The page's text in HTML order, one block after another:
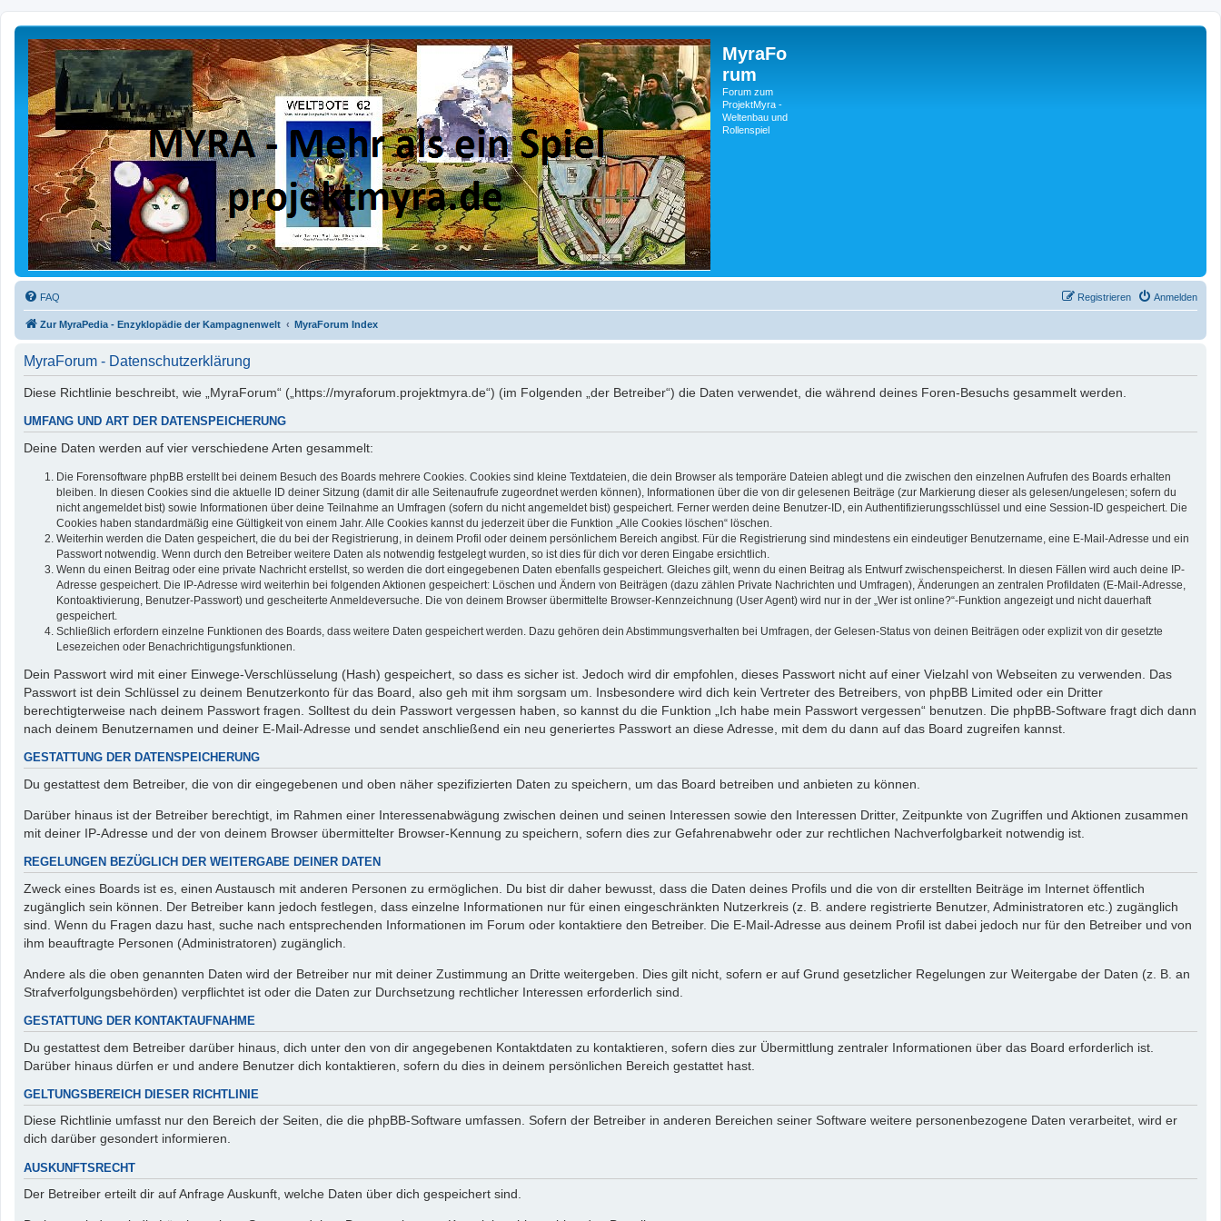
MyraFo
rum
Forum zum
ProjektMyra -
Weltenbau und
Rollenspiel
FAQ Anmelden
Registrieren
Zur MyraPedia - Enzyklopädie der Kampagnenwelt MyraForum Index
MyraForum - Datenschutzerklärung
Diese Richtlinie beschreibt, wie „MyraForum“ („https://myraforum.projektmyra.de“) (im Folgenden „der Betreiber“) die Daten verwendet, die während deines Foren-Besuchs gesammelt werden.
UMFANG UND ART DER DATENSPEICHERUNG
Deine Daten werden auf vier verschiedene Arten gesammelt:
Die Forensoftware phpBB erstellt bei deinem Besuch des Boards mehrere Cookies. Cookies sind kleine Textdateien, die dein Browser als temporäre Dateien ablegt und die zwischen den einzelnen Aufrufen des Boards erhalten
bleiben. In diesen Cookies sind die aktuelle ID deiner Sitzung (damit dir alle Seitenaufrufe zugeordnet werden können), Informationen über die von dir gelesenen Beiträge (zur Markierung dieser als gelesen/ungelesen; sofern du
nicht angemeldet bist) sowie Informationen über deine Teilnahme an Umfragen (sofern du nicht angemeldet bist) gespeichert. Ferner werden deine Benutzer-ID, ein Authentifizierungsschlüssel und eine Session-ID gespeichert. Die
Cookies haben standardmäßig eine Gültigkeit von einem Jahr. Alle Cookies kannst du jederzeit über die Funktion „Alle Cookies löschen“ löschen.
Weiterhin werden die Daten gespeichert, die du bei der Registrierung, in deinem Profil oder deinem persönlichem Bereich angibst. Für die Registrierung sind mindestens ein eindeutiger Benutzername, eine E-Mail-Adresse und ein
Passwort notwendig. Wenn durch den Betreiber weitere Daten als notwendig festgelegt wurden, so ist dies für dich vor deren Eingabe ersichtlich.
Wenn du einen Beitrag oder eine private Nachricht erstellst, so werden die dort eingegebenen Daten ebenfalls gespeichert. Gleiches gilt, wenn du einen Beitrag als Entwurf zwischenspeicherst. In diesen Fällen wird auch deine IP-
Adresse gespeichert. Die IP-Adresse wird weiterhin bei folgenden Aktionen gespeichert: Löschen und Ändern von Beiträgen (dazu zählen Private Nachrichten und Umfragen), Änderungen an zentralen Profildaten (E-Mail-Adresse,
Kontoaktivierung, Benutzer-Passwort) und gescheiterte Anmeldeversuche. Die von deinem Browser übermittelte Browser-Kennzeichnung (User Agent) wird nur in der „Wer ist online?“-Funktion angezeigt und nicht dauerhaft
gespeichert.
Schließlich erfordern einzelne Funktionen des Boards, dass weitere Daten gespeichert werden. Dazu gehören dein Abstimmungsverhalten bei Umfragen, der Gelesen-Status von deinen Beiträgen oder explizit von dir gesetzte
Lesezeichen oder Benachrichtigungsfunktionen.
Dein Passwort wird mit einer Einwege-Verschlüsselung (Hash) gespeichert, so dass es sicher ist. Jedoch wird dir empfohlen, dieses Passwort nicht auf einer Vielzahl von Webseiten zu verwenden. Das
Passwort ist dein Schlüssel zu deinem Benutzerkonto für das Board, also geh mit ihm sorgsam um. Insbesondere wird dich kein Vertreter des Betreibers, von phpBB Limited oder ein Dritter
berechtigterweise nach deinem Passwort fragen. Solltest du dein Passwort vergessen haben, so kannst du die Funktion „Ich habe mein Passwort vergessen“ benutzen. Die phpBB-Software fragt dich dann
nach deinem Benutzernamen und deiner E-Mail-Adresse und sendet anschließend ein neu generiertes Passwort an diese Adresse, mit dem du dann auf das Board zugreifen kannst.
GESTATTUNG DER DATENSPEICHERUNG
Du gestattest dem Betreiber, die von dir eingegebenen und oben näher spezifizierten Daten zu speichern, um das Board betreiben und anbieten zu können.
Darüber hinaus ist der Betreiber berechtigt, im Rahmen einer Interessenabwägung zwischen deinen und seinen Interessen sowie den Interessen Dritter, Zeitpunkte von Zugriffen und Aktionen zusammen
mit deiner IP-Adresse und der von deinem Browser übermittelter Browser-Kennung zu speichern, sofern dies zur Gefahrenabwehr oder zur rechtlichen Nachverfolgbarkeit notwendig ist.
REGELUNGEN BEZÜGLICH DER WEITERGABE DEINER DATEN
Zweck eines Boards ist es, einen Austausch mit anderen Personen zu ermöglichen. Du bist dir daher bewusst, dass die Daten deines Profils und die von dir erstellten Beiträge im Internet öffentlich
zugänglich sein können. Der Betreiber kann jedoch festlegen, dass einzelne Informationen nur für einen eingeschränkten Nutzerkreis (z. B. andere registrierte Benutzer, Administratoren etc.) zugänglich
sind. Wenn du Fragen dazu hast, suche nach entsprechenden Informationen im Forum oder kontaktiere den Betreiber. Die E-Mail-Adresse aus deinem Profil ist dabei jedoch nur für den Betreiber und von
ihm beauftragte Personen (Administratoren) zugänglich.
Andere als die oben genannten Daten wird der Betreiber nur mit deiner Zustimmung an Dritte weitergeben. Dies gilt nicht, sofern er auf Grund gesetzlicher Regelungen zur Weitergabe der Daten (z. B. an
Strafverfolgungsbehörden) verpflichtet ist oder die Daten zur Durchsetzung rechtlicher Interessen erforderlich sind.
GESTATTUNG DER KONTAKTAUFNAHME
Du gestattest dem Betreiber darüber hinaus, dich unter den von dir angegebenen Kontaktdaten zu kontaktieren, sofern dies zur Übermittlung zentraler Informationen über das Board erforderlich ist.
Darüber hinaus dürfen er und andere Benutzer dich kontaktieren, sofern du dies in deinem persönlichen Bereich gestattet hast.
GELTUNGSBEREICH DIESER RICHTLINIE
Diese Richtlinie umfasst nur den Bereich der Seiten, die die phpBB-Software umfassen. Sofern der Betreiber in anderen Bereichen seiner Software weitere personenbezogene Daten verarbeitet, wird er
dich darüber gesondert informieren.
AUSKUNFTSRECHT
Der Betreiber erteilt dir auf Anfrage Auskunft, welche Daten über dich gespeichert sind.